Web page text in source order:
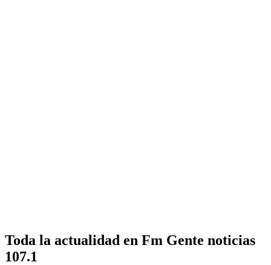
Toda la actualidad en Fm Gente noticias
107.1